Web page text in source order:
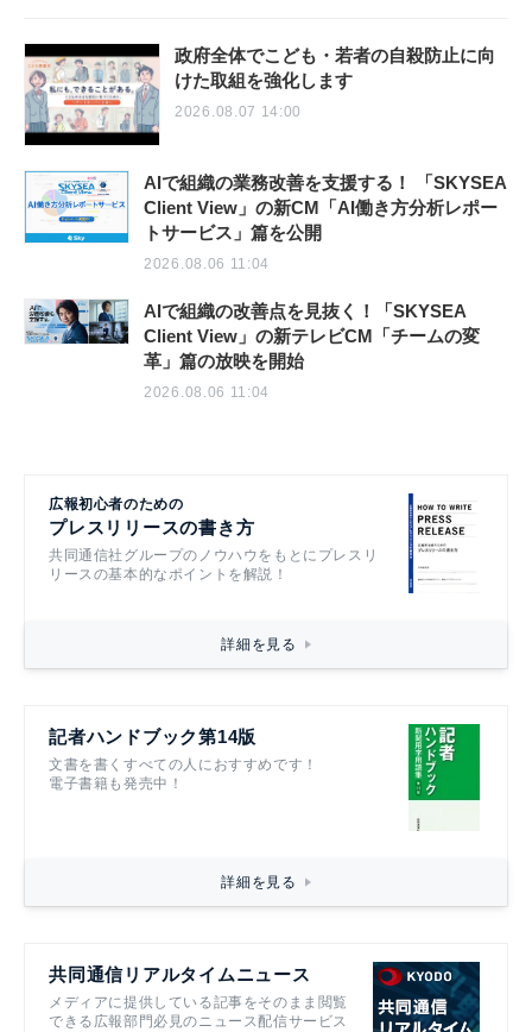
政府全体でこども・若者の自殺防止に向
けた取組を強化します
2026.08.07 14:00
AIで組織の業務改善を支援する！ 「SKYSEA
Client View」の新CM「AI働き方分析レポー
トサービス」篇を公開
2026.08.06 11:04
AIで組織の改善点を見抜く！「SKYSEA
Client View」の新テレビCM「チームの変
革」篇の放映を開始
2026.08.06 11:04
広報初心者のための
プレスリリースの書き方
共同通信社グループのノウハウをもとにプレスリ
リースの基本的なポイントを解説！
詳細を見る
記者ハンドブック第14版
文書を書くすべての人におすすめです！
電子書籍も発売中！
詳細を見る
共同通信リアルタイムニュース
メディアに提供している記事をそのまま閲覧
できる広報部門必見のニュース配信サービス